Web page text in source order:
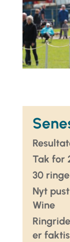
Tak for
30
Nyt
Wine
er